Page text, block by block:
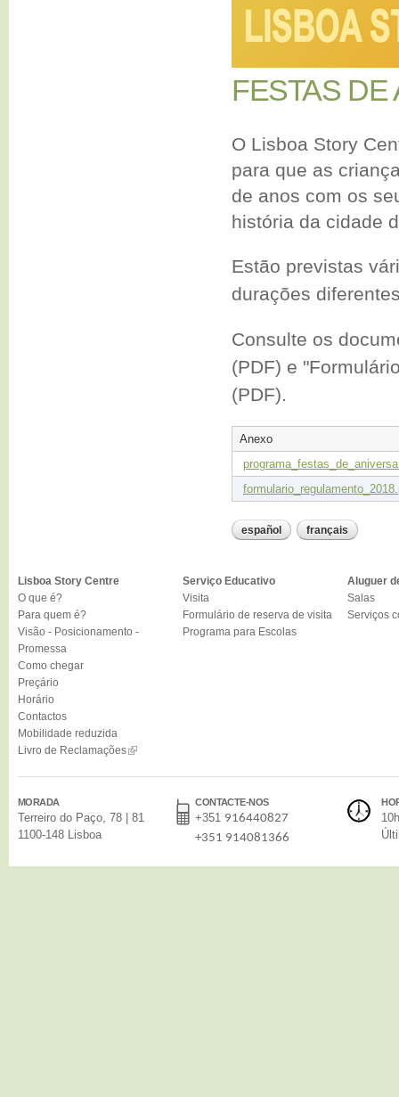
FESTAS DE
O Lisboa Story
para que as
de anos com os
história da cidade
Estão previstas
durações
Consulte os
(PDF) e
(PDF).
Anexo
español français
Lisboa Story Centre
O que é?
Para quem é?
Visão - Posicionamento -
Promessa
Como chegar
Preçário
Horário
Contactos
Mobilidade reduzida
Livro de Reclamações
Serviço Educativo
Visita
Formulário de reserva de visita
Programa para Escolas
Aluguer
Salas
Serviços
MORADA
Terreiro do Paço, 78 | 81
1100-148 Lisboa
CONTACTE-NOS
+351 916440827
+351 914081366